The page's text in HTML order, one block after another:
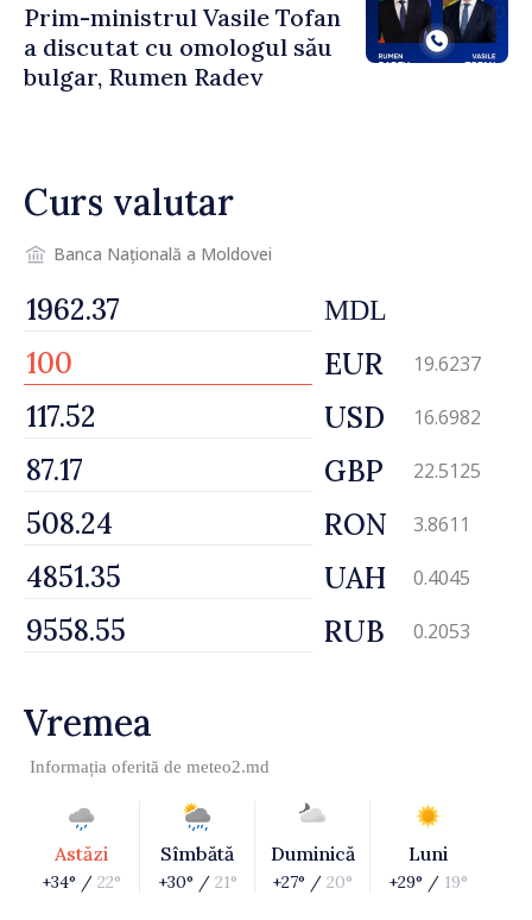
Prim-ministrul Vasile Tofan
a discutat cu omologul său
bulgar, Rumen Radev
Curs valutar
Banca Națională a Moldovei
MDL
EUR 19.6237
USD 16.6982
GBP 22.5125
RON 3.8611
UAH 0.4045
RUB 0.2053
Vremea
Informația oferită de meteo2.md
Astăzi
+34° / 22°
Sîmbătă
+30° / 21°
Duminică
+27° / 20°
Luni
+29° / 19°